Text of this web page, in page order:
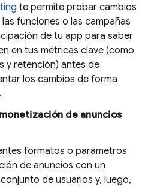
te permite probar cambios
las funciones o las campañas
de tu app para saber
en tus métricas clave (como
y retención) antes de
los cambios de forma
de anuncios
formatos o parámetros
de anuncios con un
de usuarios y, luego,